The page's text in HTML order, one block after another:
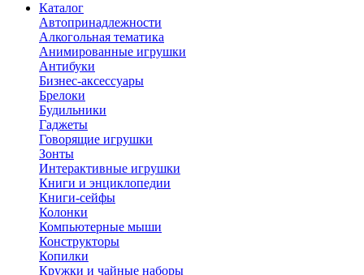
Каталог
Автопринадлежности
Алкогольная тематика
Анимированные игрушки
Антибуки
Бизнес-аксессуары
Брелоки
Будильники
Гаджеты
Говорящие игрушки
Зонты
Интерактивные игрушки
Книги и энциклопедии
Книги-сейфы
Колонки
Компьютерные мыши
Конструкторы
Копилки
Кружки и чайные наборы